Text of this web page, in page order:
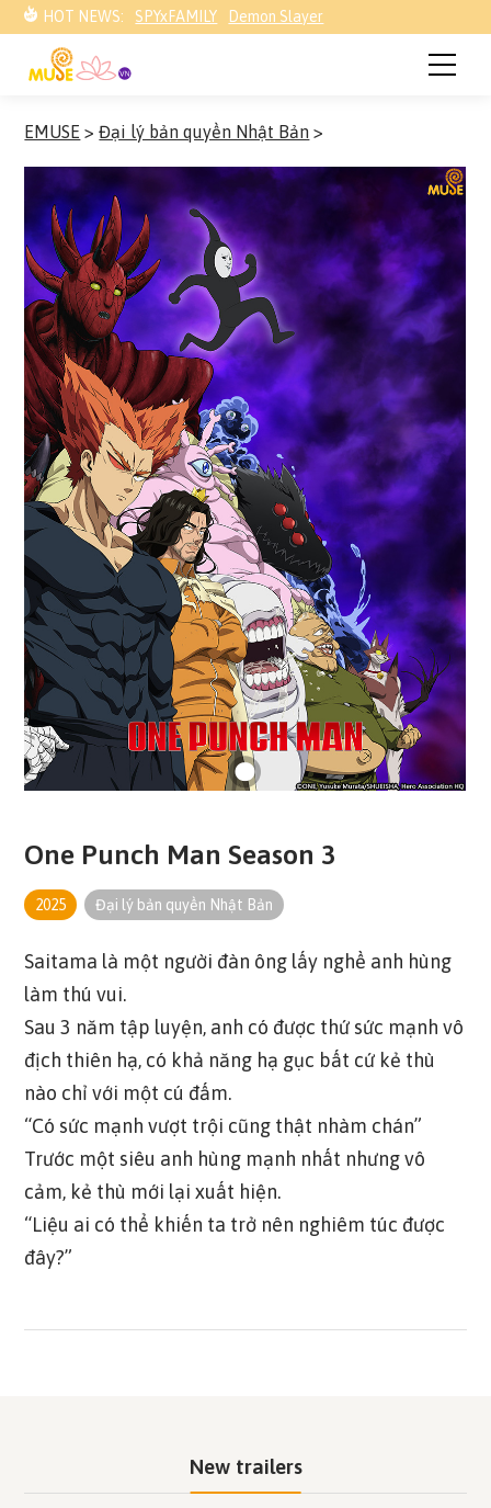
HOT NEWS: SPYxFAMILY Demon Slayer
EMUSE >Đại lý bản quyền Nhật Bản >
One Punch Man Season 3
2025 Đại lý bản quyền Nhật Bản
Saitama là một người đàn ông lấy nghề anh hùng
làm thú vui.
Sau 3 năm tập luyện, anh có được thứ sức mạnh vô
địch thiên hạ, có khả năng hạ gục bất cứ kẻ thù
nào chỉ với một cú đấm.
“Có sức mạnh vượt trội cũng thật nhàm chán”
Trước một siêu anh hùng mạnh nhất nhưng vô
cảm, kẻ thù mới lại xuất hiện.
“Liệu ai có thể khiến ta trở nên nghiêm túc được
đây?”
New trailers